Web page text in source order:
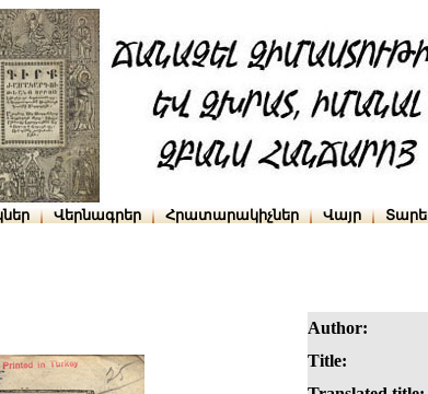
Վերնագրեր Հրատարակիչներ Վայր
Author:
Title: